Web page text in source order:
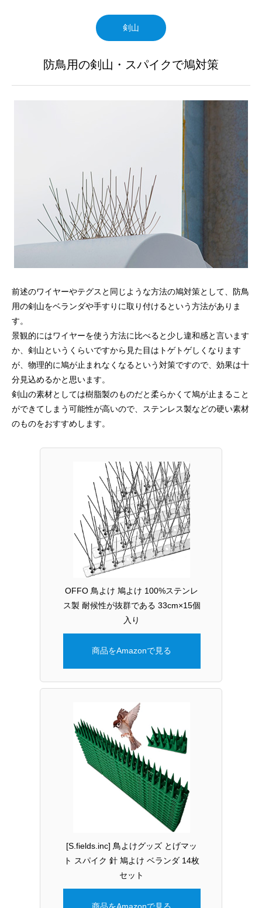
剣山
防鳥用の剣山・スパイクで鳩対策
前述のワイヤーやテグスと同じような方法の鳩対策として、防鳥
用の剣山をベランダや手すりに取り付けるという方法がありま
す。
景観的にはワイヤーを使う方法に比べると少し違和感と言います
か、剣山というくらいですから見た目はトゲトゲしくなります
が、物理的に鳩が止まれなくなるという対策ですので、効果は十
分見込めるかと思います。
剣山の素材としては樹脂製のものだと柔らかくて鳩が止まること
ができてしまう可能性が高いので、ステンレス製などの硬い素材
のものをおすすめします。
OFFO 鳥よけ 鳩よけ 100%ステンレ
ス製 耐候性が抜群である 33cm×15個
入り
商品をAmazonで見る
[S.fields.inc] 鳥よけグッズ とげマッ
ト スパイク 針 鳩よけ ベランダ 14枚
セット
商品をAmazonで見る